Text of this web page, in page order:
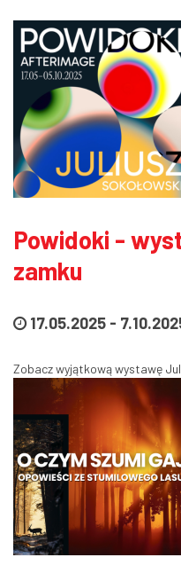
Powidoki -
zamku
17.05.2025 -
Zobacz wyjątkową wystawę